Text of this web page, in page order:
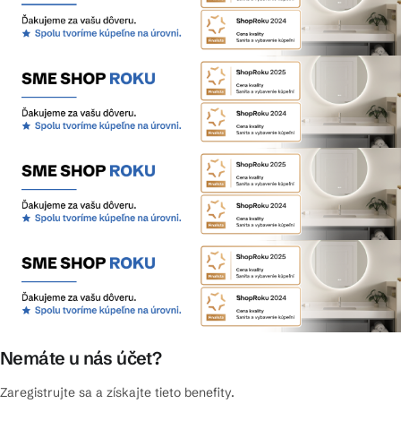
Nemáte u nás účet?
Zaregistrujte sa a získajte tieto benefity.